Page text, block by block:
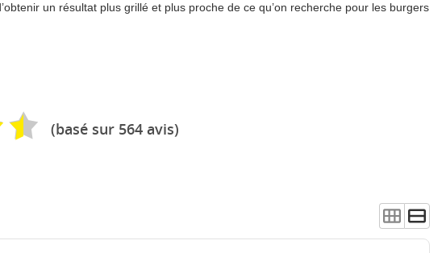
un résultat plus grillé et plus proche de ce qu’on recherche pour les burgers
(basé sur 564 avis)